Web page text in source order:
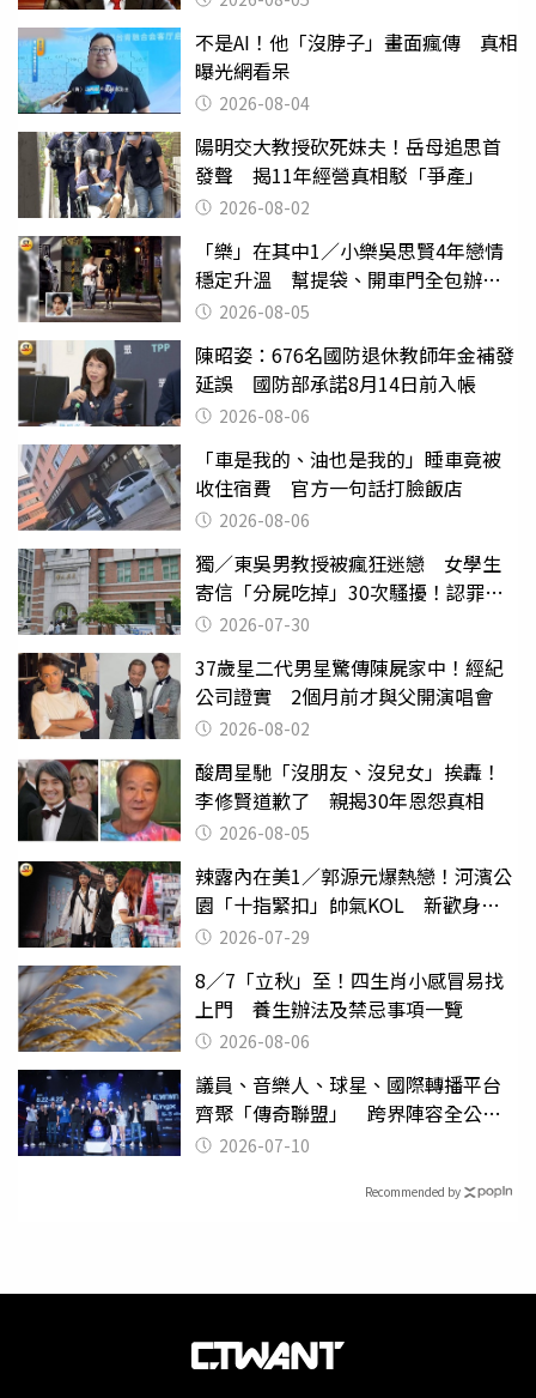
不是AI！他「沒脖子」畫面瘋傳 真相
曝光網看呆
2026-08-04
陽明交大教授砍死妹夫！岳母追思首
發聲 揭11年經營真相駁「爭產」
2026-08-02
「樂」在其中1／小樂吳思賢4年戀情
穩定升溫 幫提袋、開車門全包辦閃
瞎眾人
2026-08-05
陳昭姿：676名國防退休教師年金補發
延誤 國防部承諾8月14日前入帳
2026-08-06
「車是我的、油也是我的」睡車竟被
收住宿費 官方一句話打臉飯店
2026-08-06
獨／東吳男教授被瘋狂迷戀 女學生
寄信「分屍吃掉」30次騷擾！認罪免
關 2026-07-30
37歲星二代男星驚傳陳屍家中！經紀
公司證實 2個月前才與父開演唱會
2026-08-02
酸周星馳「沒朋友、沒兒女」挨轟！
李修賢道歉了 親揭30年恩怨真相
2026-08-05
辣露內在美1／郭源元爆熱戀！河濱公
園「十指緊扣」帥氣KOL 新歡身份
曝光2026-07-29
8／7「立秋」至！四生肖小感冒易找
上門 養生辦法及禁忌事項一覽
2026-08-06
議員、音樂人、球星、國際轉播平台
齊聚「傳奇聯盟」 跨界陣容全公
開 劍指亞洲新傳奇聯賽
2026-07-10
Recommended by